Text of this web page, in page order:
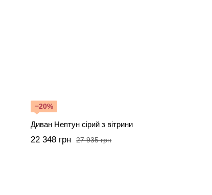
−20%
Диван Нептун сірий з вітрини
27 935 грн
22 348 грн